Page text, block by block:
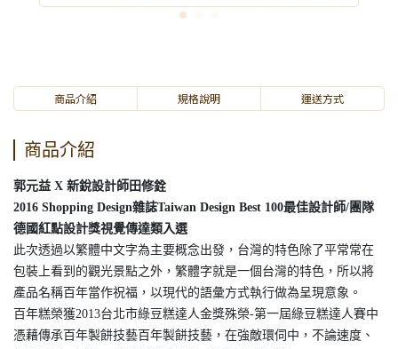
商品介紹 規格說明 運送方式
商品介紹
郭元益 X 新銳設計師田修銓
2016 Shopping Design雜誌Taiwan Design Best 100最佳設計師/團隊
德國紅點設計獎視覺傳達類入選
此次透過以繁體中文字為主要概念出發，台灣的特色除了平常常在
包裝上看到的觀光景點之外，繁體字就是一個台灣的特色，所以將
產品名稱百年當作祝福，以現代的語彙方式執行做為呈現意象。
百年糕榮獲2013台北市綠豆糕達人金獎殊榮-第一屆綠豆糕達人賽中
憑藉傳承百年製餅技藝百年製餅技藝，在強敵環伺中，不論速度、